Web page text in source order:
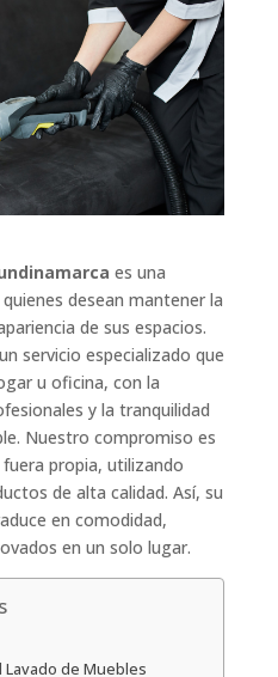
es una
desean mantener la
de sus espacios.
servicio especializado que
u oficina, con la
y la tranquilidad
Nuestro compromiso es
propia, utilizando
de alta calidad. Así, su
en comodidad,
en un solo lugar.
de Muebles